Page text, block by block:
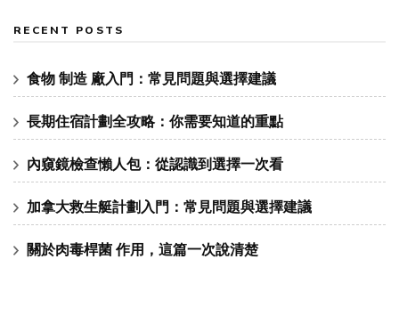
RECENT POSTS
食物 制造 廠入門：常見問題與選擇建議
長期住宿計劃全攻略：你需要知道的重點
內窺鏡檢查懶人包：從認識到選擇一次看
加拿大救生艇計劃入門：常見問題與選擇建議
關於肉毒桿菌 作用，這篇一次說清楚